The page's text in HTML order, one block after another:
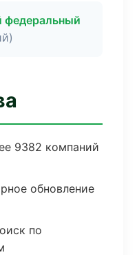
федеральный
9382 компаний
обновление
по